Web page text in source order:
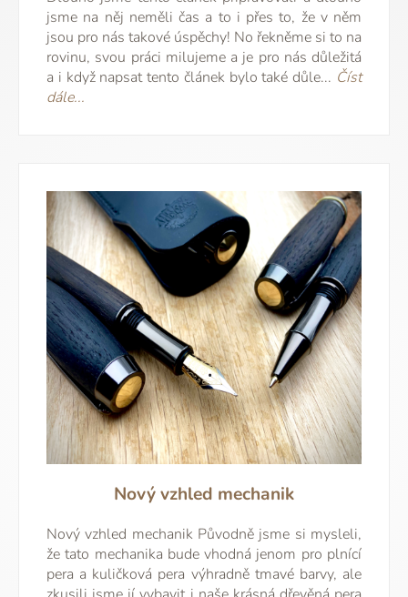
jsme na něj neměli čas a to i přes to, že v něm
jsou pro nás takové úspěchy! No řekněme si to na
rovinu, svou práci milujeme a je pro nás důležitá
a i když napsat tento článek bylo také důle... Číst
dále...
Nový vzhled mechanik
Nový vzhled mechanik Původně jsme si mysleli,
že tato mechanika bude vhodná jenom pro plnící
pera a kuličková pera výhradně tmavé barvy, ale